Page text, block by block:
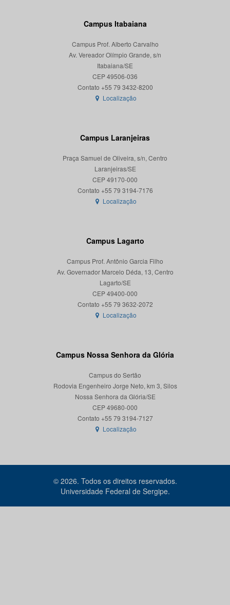
Campus Itabaiana
Campus Prof. Alberto Carvalho
Av. Vereador Olímpio Grande, s/n
Itabaiana/SE
CEP 49506-036
Localização
Campus Laranjeiras
Praça Samuel de Oliveira, s/n, Centro
Laranjeiras/SE
CEP 49170-000
Localização
Campus Lagarto
Campus Prof. Antônio Garcia Filho
Av. Governador Marcelo Déda, 13, Centro
Lagarto/SE
CEP 49400-000
Localização
Campus Nossa Senhora da Glória
Campus do Sertão
Rodovia Engenheiro Jorge Neto, km 3, Silos
Nossa Senhora da Glória/SE
CEP 49680-000
Contato +55 79 3194-7127
Localização
© 2026. Todos os direitos reservados.
Universidade Federal de Sergipe.